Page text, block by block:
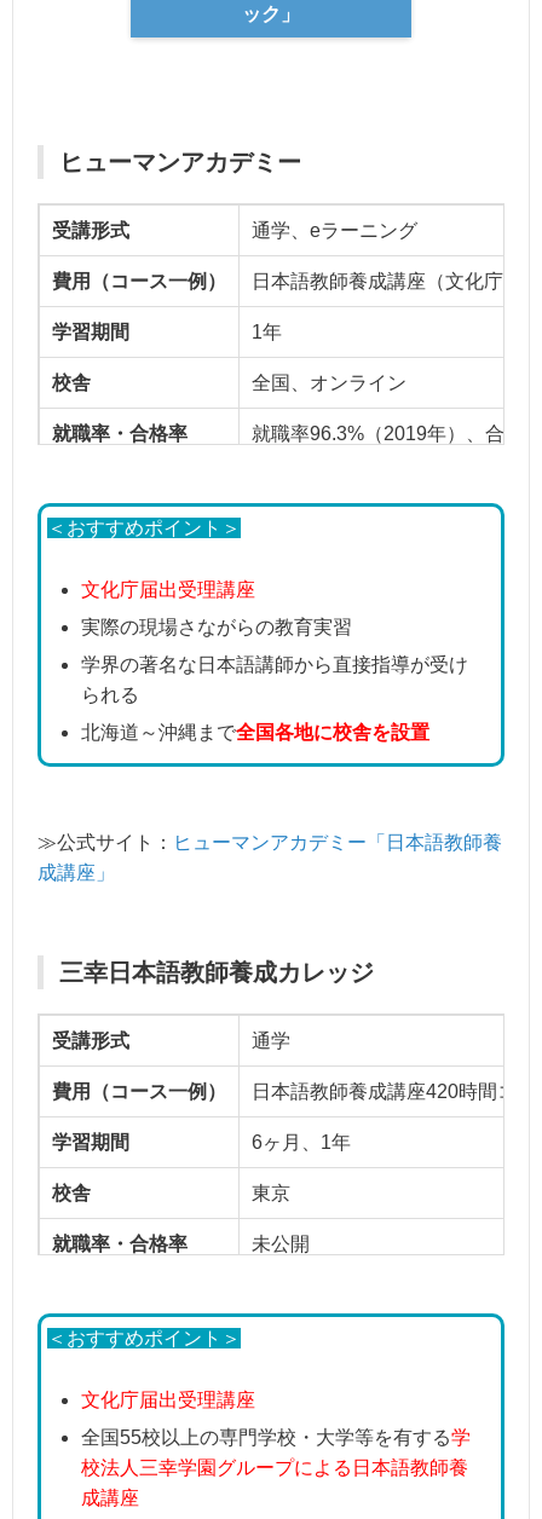
ック」
ヒューマンアカデミー
受講形式 通学、eラーニング
費用（コース一例） 日本語教師養成講座（文化庁指
学習期間 1年
校舎 全国、オンライン
就職率・合格率 就職率96.3%（2019年）、合格
＜おすすめポイント＞
文化庁届出受理講座
実際の現場さながらの教育実習
学界の著名な日本語講師から直接指導が受け
られる
北海道～沖縄まで全国各地に校舎を設置
≫公式サイト： ヒューマンアカデミー「日本語教師養
成講座」
三幸日本語教師養成カレッジ
受講形式 通学
費用（コース一例） 日本語教師養成講座420時間コ
学習期間 6ヶ月、1年
校舎 東京
就職率・合格率 未公開
＜おすすめポイント＞
文化庁届出受理講座
全国55校以上の専門学校・大学等を有する学
校法人三幸学園グループによる日本語教師養
成講座